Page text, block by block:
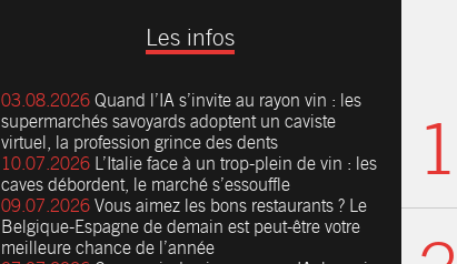
Les infos
03.08.2026 Quand l’IA s’invite au rayon vin : les
supermarchés savoyards adoptent un caviste
virtuel, la profession grince des dents
10.07.2026 L’Italie face à un trop-plein de vin : les
caves débordent, le marché s’essouffle
09.07.2026 Vous aimez les bons restaurants ? Le
Belgique-Espagne de demain est peut-être votre
meilleure chance de l’année